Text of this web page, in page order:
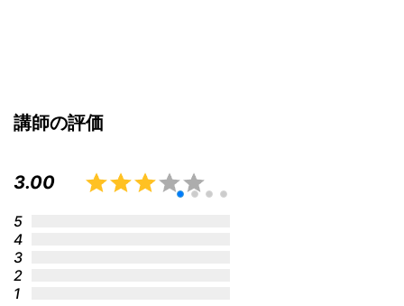
講師の評価
3.00
5
4
3
2
1